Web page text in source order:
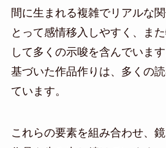
間に生まれる複雑でリアルな
とって感情移入しやすく、ま
して多くの示唆を含んでいま
基づいた作品作りは、多くの
ています。
これらの要素を組み合わせ、